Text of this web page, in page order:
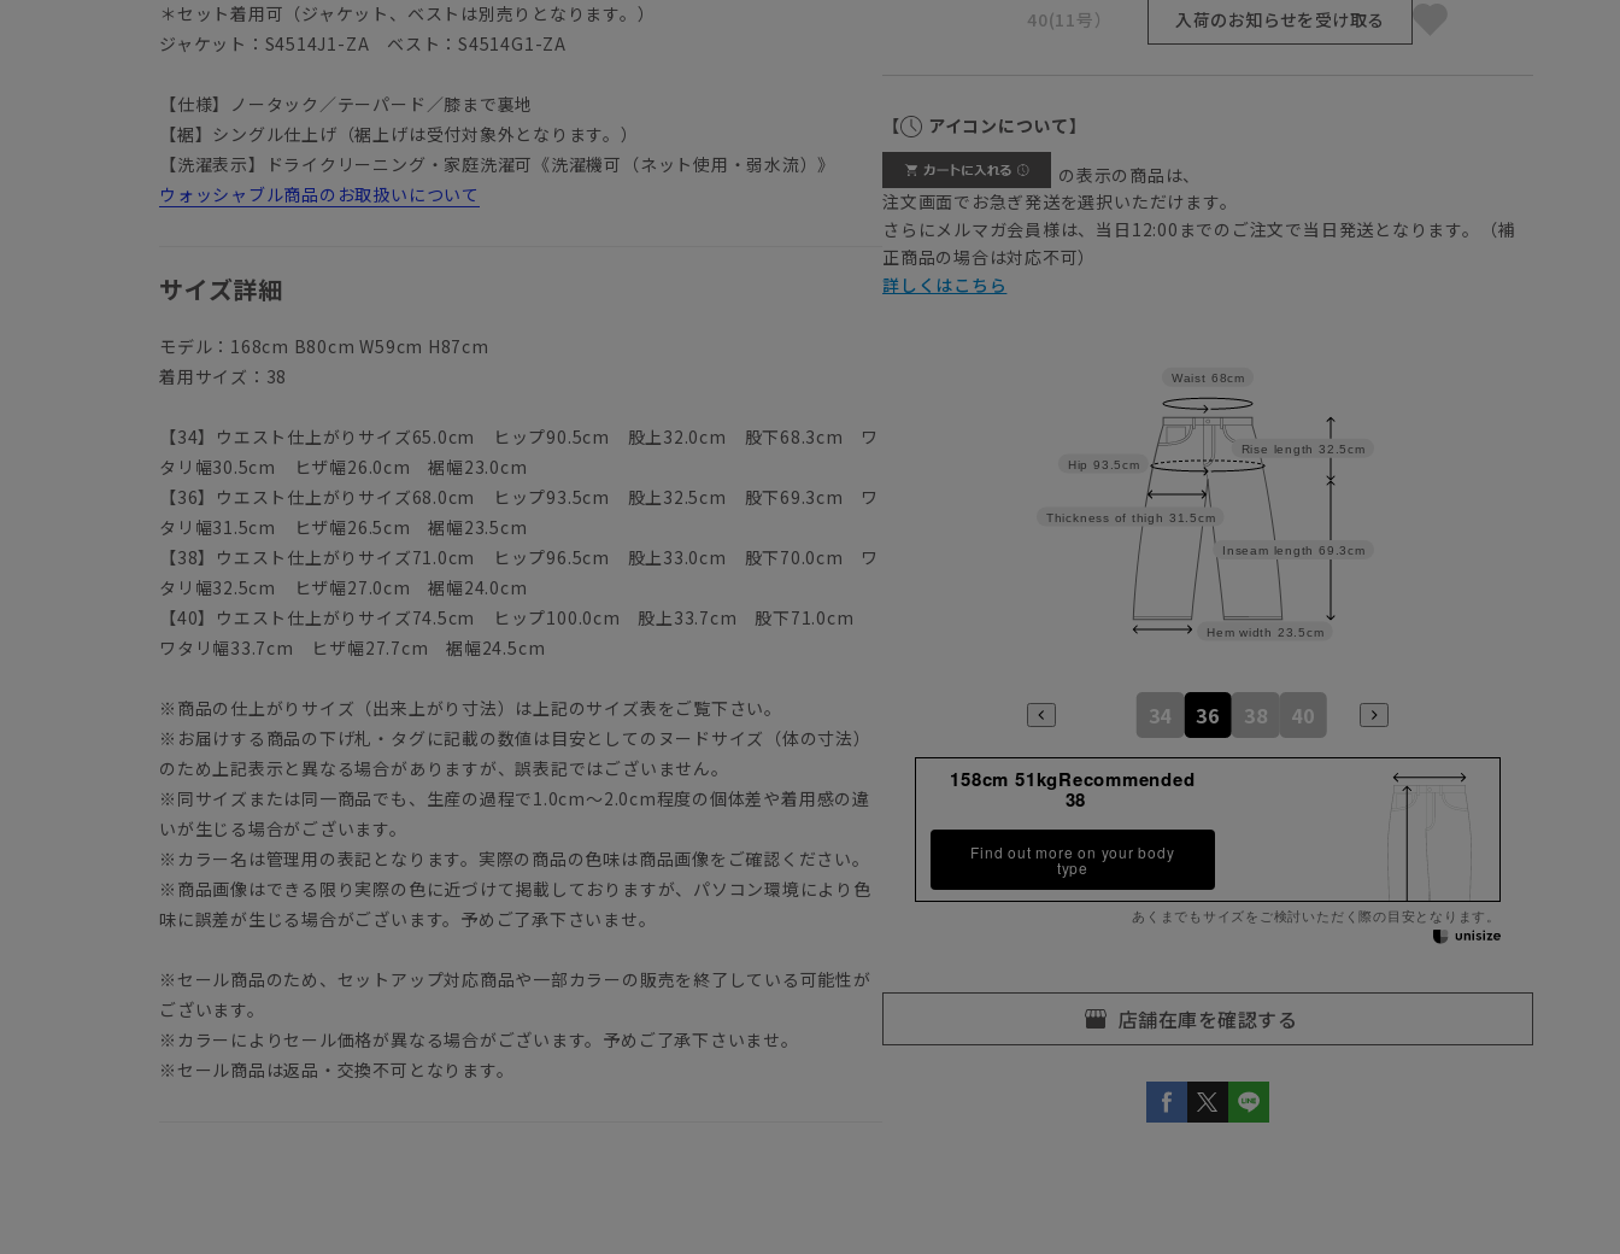
＊セット着用可（ジャケット、ベストは別売りとなります。）
ジャケット：S4514J1-ZA ベスト：S4514G1-ZA
【仕様】ノータック／テーパード／膝まで裏地
【裾】シングル仕上げ（裾上げは受付対象外となります。）
【洗濯表示】ドライクリーニング・家庭洗濯可《洗濯機可（ネット使用・弱水流）》
ウォッシャブル商品のお取扱いについて
サイズ詳細
モデル：168cm B80cm W59cm H87cm
着用サイズ：38
【34】ウエスト仕上がりサイズ65.0cm ヒップ90.5cm 股上32.0cm 股下68.3cm ワ
タリ幅30.5cm ヒザ幅26.0cm 裾幅23.0cm
【36】ウエスト仕上がりサイズ68.0cm ヒップ93.5cm 股上32.5cm 股下69.3cm ワ
タリ幅31.5cm ヒザ幅26.5cm 裾幅23.5cm
【38】ウエスト仕上がりサイズ71.0cm ヒップ96.5cm 股上33.0cm 股下70.0cm ワ
タリ幅32.5cm ヒザ幅27.0cm 裾幅24.0cm
【40】ウエスト仕上がりサイズ74.5cm ヒップ100.0cm 股上33.7cm 股下71.0cm
ワタリ幅33.7cm ヒザ幅27.7cm 裾幅24.5cm
※商品の仕上がりサイズ（出来上がり寸法）は上記のサイズ表をご覧下さい。
※お届けする商品の下げ札・タグに記載の数値は目安としてのヌードサイズ（体の寸法）
のため上記表示と異なる場合がありますが、誤表記ではございません。
※同サイズまたは同一商品でも、生産の過程で1.0cm～2.0cm程度の個体差や着用感の違
いが生じる場合がございます。
※カラー名は管理用の表記となります。実際の商品の色味は商品画像をご確認ください。
※商品画像はできる限り実際の色に近づけて掲載しておりますが、パソコン環境により色
味に誤差が生じる場合がございます。予めご了承下さいませ。
※セール商品のため、セットアップ対応商品や一部カラーの販売を終了している可能性が
ございます。
※カラーによりセール価格が異なる場合がございます。予めご了承下さいませ。
※セール商品は返品・交換不可となります。
40(11号） 入荷のお知らせを受け取る
【 アイコンについて】
の表示の商品は、
注文画面でお急ぎ発送を選択いただけます。
さらにメルマガ会員様は、当日12:00までのご注文で当日発送となります。（補
正商品の場合は対応不可）
詳しくはこちら
Inseam length 69.3cm
Rise length 32.5cm
Hem width 23.5cm
Thickness of thigh 31.5cm
Hip 93.5cm
Waist 68cm
34 36 38 40
158cm 51kgRecommended
38
Find out more on your body
type
あくまでもサイズをご検討いただく際の目安となります。